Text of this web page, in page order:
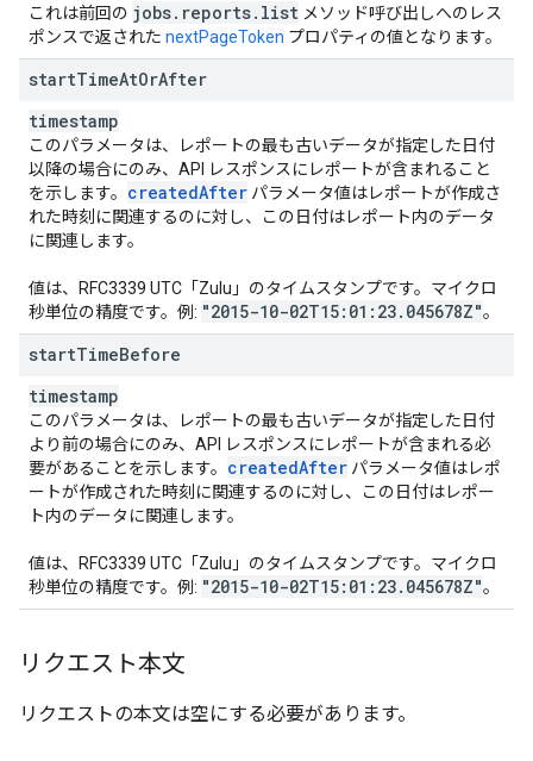
これは前回の jobs. reports. list メソッド呼び出しへのレス
ポンスで返された nextPageToken プロパティの値となります。
startTimeAtOrAfter
timestamp
このパラメータは、レポートの最も古いデータが指定した日付
以降の場合にのみ、API レスポンスにレポートが含まれること
を示します。 createdAfter パラメータ値はレポートが作成さ
れた時刻に関連するのに対し、この日付はレポート内のデータ
に関連します。
値は、RFC3339 UTC「Zulu」のタイムスタンプです。マイクロ
秒単位の精度です。例: "2015-10-02T15:01:23. 045678Z"。
startTimeBefore
timestamp
このパラメータは、レポートの最も古いデータが指定した日付
より前の場合にのみ、API レスポンスにレポートが含まれる必
要があることを示します。 createdAfter パラメータ値はレポ
ートが作成された時刻に関連するのに対し、この日付はレポー
ト内のデータに関連します。
値は、RFC3339 UTC「Zulu」のタイムスタンプです。マイクロ
秒単位の精度です。例: "2015-10-02T15:01:23. 045678Z"。
リクエスト本文
リクエストの本文は空にする必要があります。